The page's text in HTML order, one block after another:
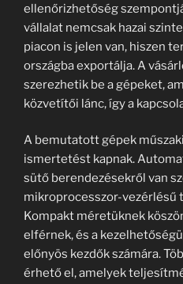
ellenőrizhetőség
vállalat nemcsak hazai
piacon is jelen van, hiszen
országba exportálja. A
szerezhetik be a gépeket,
közvetítői lánc, így a
A bemutatott gépek
ismertetést kapnak.
sütő berendezésekről van
mikroprocesszor-vezérlésű
Kompakt méretüknek
elférnek, és a
előnyös kezdők számára.
érhető el, amelyek